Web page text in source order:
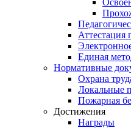
Аттестация
Единая
Нормативные
Охрана
Локальные
Пожарная
Достижения
Награды